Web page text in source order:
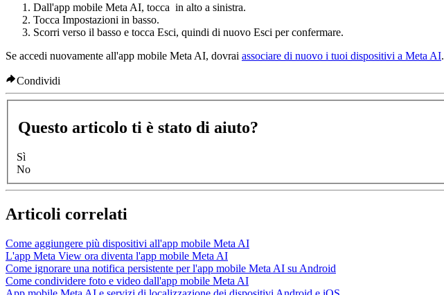
Dall'app mobile Meta AI, tocca in alto a sinistra.
Tocca Impostazioni in basso.
Scorri verso il basso e tocca Esci, quindi di nuovo Esci per confermare.
Se accedi nuovamente all'app mobile Meta AI, dovrai associare di nuovo i tuoi dispositivi a Meta AI.
Condividi
Questo articolo ti è stato di aiuto?
Sì
No
Articoli correlati
Come aggiungere più dispositivi all'app mobile Meta AI
L'app Meta View ora diventa l'app mobile Meta AI
Come ignorare una notifica persistente per l'app mobile Meta AI su Android
Come condividere foto e video dall'app mobile Meta AI